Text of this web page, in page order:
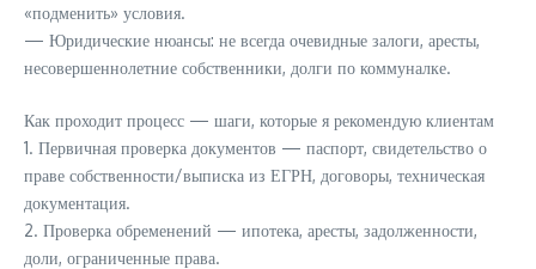
«подменить» условия.
— Юридические нюансы: не всегда очевидные залоги, аресты,
несовершеннолетние собственники, долги по коммуналке.
Как проходит процесс — шаги, которые я рекомендую клиентам
1. Первичная проверка документов — паспорт, свидетельство о
праве собственности/выписка из ЕГРН, договоры, техническая
документация.
2. Проверка обременений — ипотека, аресты, задолженности,
доли, ограниченные права.